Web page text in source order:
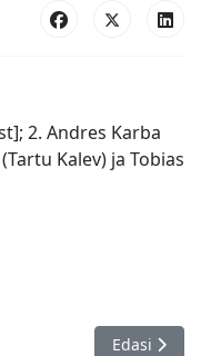
2. Andres Karba
Kalev) ja Tobias
Järgmine
Edasi